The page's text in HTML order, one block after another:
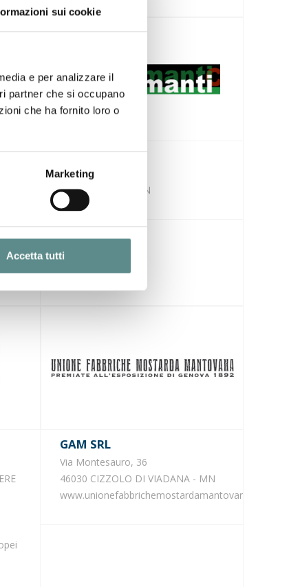
sui cookie
e per analizzare il
partner che si occupano
che ha fornito loro o
Marketing
Accetta tutti
Caramanti Srl
Via S. Agata, 2
46019 Viadana - MN
GAM SRL
Via Montesauro, 36
46030 CIZZOLO DI VIADANA - MN
www.unionefabbrichemostardamantovana.it